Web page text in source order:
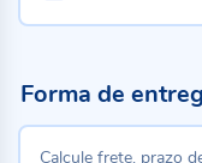
Forma de
Calcule frete, prazo